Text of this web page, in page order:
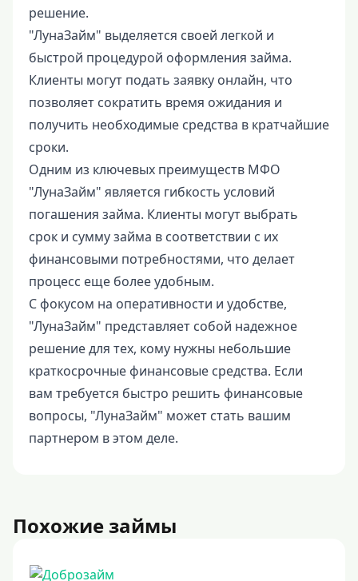
решение.
"ЛунаЗайм" выделяется своей легкой и
быстрой процедурой оформления займа.
Клиенты могут подать заявку онлайн, что
позволяет сократить время ожидания и
получить необходимые средства в кратчайшие
сроки.
Одним из ключевых преимуществ МФО
"ЛунаЗайм" является гибкость условий
погашения займа. Клиенты могут выбрать
срок и сумму займа в соответствии с их
финансовыми потребностями, что делает
процесс еще более удобным.
С фокусом на оперативности и удобстве,
"ЛунаЗайм" представляет собой надежное
решение для тех, кому нужны небольшие
краткосрочные финансовые средства. Если
вам требуется быстро решить финансовые
вопросы, "ЛунаЗайм" может стать вашим
партнером в этом деле.
Похожие займы